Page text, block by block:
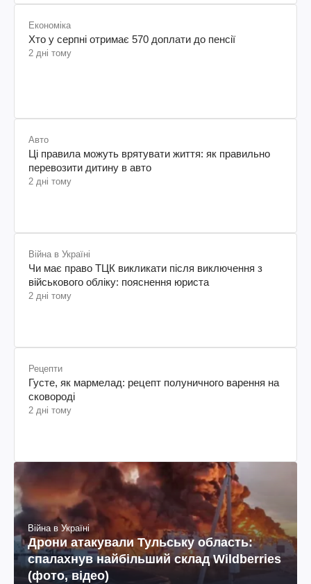
Економіка
Хто у серпні отримає 570 доплати до пенсії
2 дні тому
Авто
Ці правила можуть врятувати життя: як правильно
перевозити дитину в авто
2 дні тому
Війна в Україні
Чи має право ТЦК викликати після виключення з
військового обліку: пояснення юриста
2 дні тому
Рецепти
Густе, як мармелад: рецепт полуничного варення на
сковороді
2 дні тому
Війна в Україні
Дрони атакували Тульську область:
спалахнув найбільший склад Wildberries
(фото, відео)